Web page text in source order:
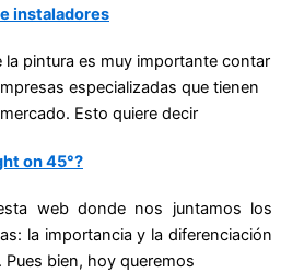
instaladores
la pintura es muy importante contar
especializadas que tienen
Esto quiere decir
on 45°?
web donde nos juntamos los
la importancia y la diferenciación
bien, hoy queremos